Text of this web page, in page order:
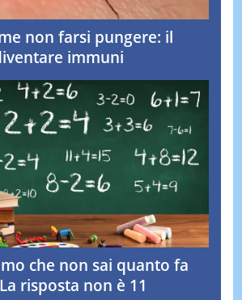
non farsi pungere: il
immuni
che non sai quanto fa
risposta non è 11